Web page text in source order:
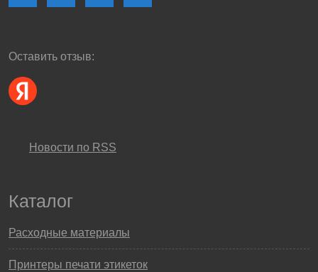
Оставить отзыв:
Новости по RSS
Каталог
Расходные материалы
Принтеры печати этикеток